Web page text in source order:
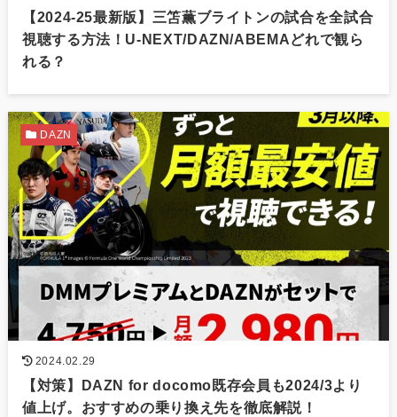
【2024-25最新版】三笘薫ブライトンの試合を全試合
視聴する方法！U-NEXT/DAZN/ABEMAどれで観ら
れる？
2024.02.29
【対策】DAZN for docomo既存会員も2024/3より
値上げ。おすすめの乗り換え先を徹底解説！
DAZN